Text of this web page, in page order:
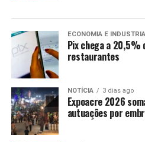
ECONOMIA E INDUSTRIA
Pix chega a 20,5%
restaurantes
NOTÍCIA 3 dias ago
Expoacre 2026
autuações por